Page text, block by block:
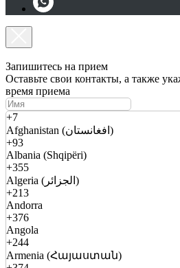
Запишитесь на прием
Оставьте свои контакты, а также
время приема
+7
Afghanistan (افغانستان)
+93
Albania (Shqipëri)
+355
Algeria (الجزائر)
+213
Andorra
+376
Angola
+244
Armenia (Հայաստան)